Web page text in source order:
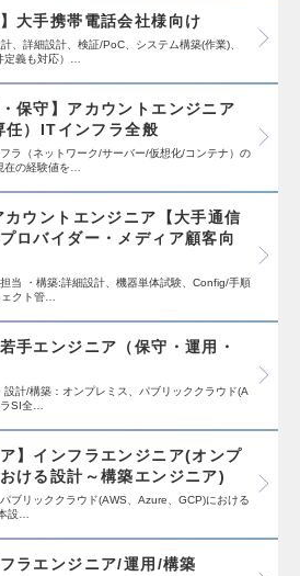
大手携帯電話会社様向け
、詳細設計、検証/PoC、システム構築(作業)、
定義も対応）…
保守】アカウントエンジニア
任）ITインフラ全般
ラ（ネットワーク/サーバー/仮想化/コンテナ）の
在の経験値を…
カウントエンジニア【大手通信
ロバイダー・メディア顧客向
当 ・構築:詳細設計、機器単体試験、Config/手順
クト管…
手エンジニア（保守・運用・
設計/構築：オンプレミス、パブリッククラウド(A
SI全…
】インフラエンジニア(オンプ
ける設計～構築エンジニア)
ブリッククラウド(AWS、Azure、GCP)における
設…
ラエンジニア/運用/構築